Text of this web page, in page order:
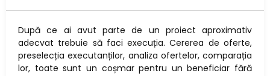
După ce ai avut parte de un proiect aproximativ
adecvat trebuie să faci execuția. Cererea de oferte,
preselecția executanților, analiza ofertelor, comparația
lor, toate sunt un coșmar pentru un beneficiar fără